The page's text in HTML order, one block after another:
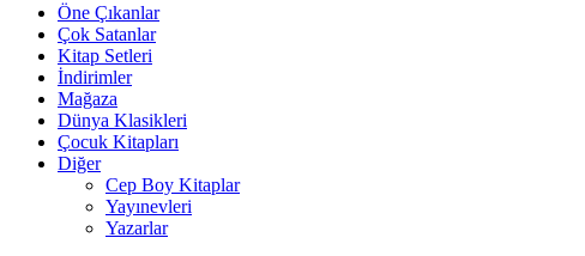
Öne Çıkanlar
Çok Satanlar
Kitap Setleri
İndirimler
Mağaza
Dünya Klasikleri
Çocuk Kitapları
Diğer
Cep Boy Kitaplar
Yayınevleri
Yazarlar